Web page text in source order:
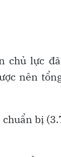
chủ lực
nên
bị